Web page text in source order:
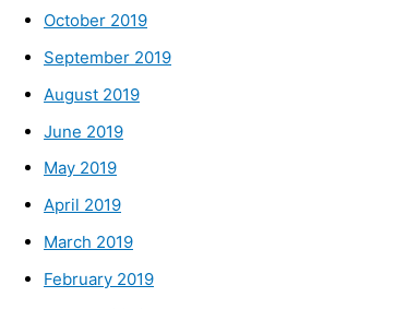
October 2019
September 2019
August 2019
June 2019
May 2019
April 2019
March 2019
February 2019